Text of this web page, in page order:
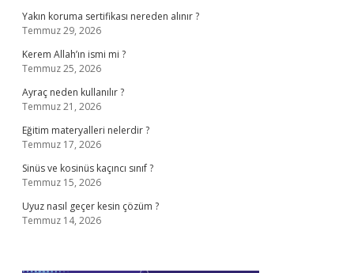
Yakın koruma sertifikası nereden alınır ?
Temmuz 29, 2026
Kerem Allah’ın ismi mi ?
Temmuz 25, 2026
Ayraç neden kullanılır ?
Temmuz 21, 2026
Eğitim materyalleri nelerdir ?
Temmuz 17, 2026
Sinüs ve kosinüs kaçıncı sınıf ?
Temmuz 15, 2026
Uyuz nasıl geçer kesin çözüm ?
Temmuz 14, 2026